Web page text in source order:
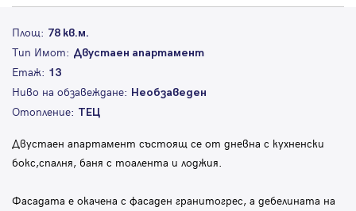
Площ: 78 кв.м.
Тип Имот: Двустаен апартамент
Етаж: 13
Ниво на обзавеждане: Необзаведен
Отопление: ТЕЦ
Двустаен апартамент състоящ се от дневна с кухненски
бокс,спалня, баня с тоалента и лоджия.
Фасадата е окачена с фасаден гранитогрес, а дебелината на